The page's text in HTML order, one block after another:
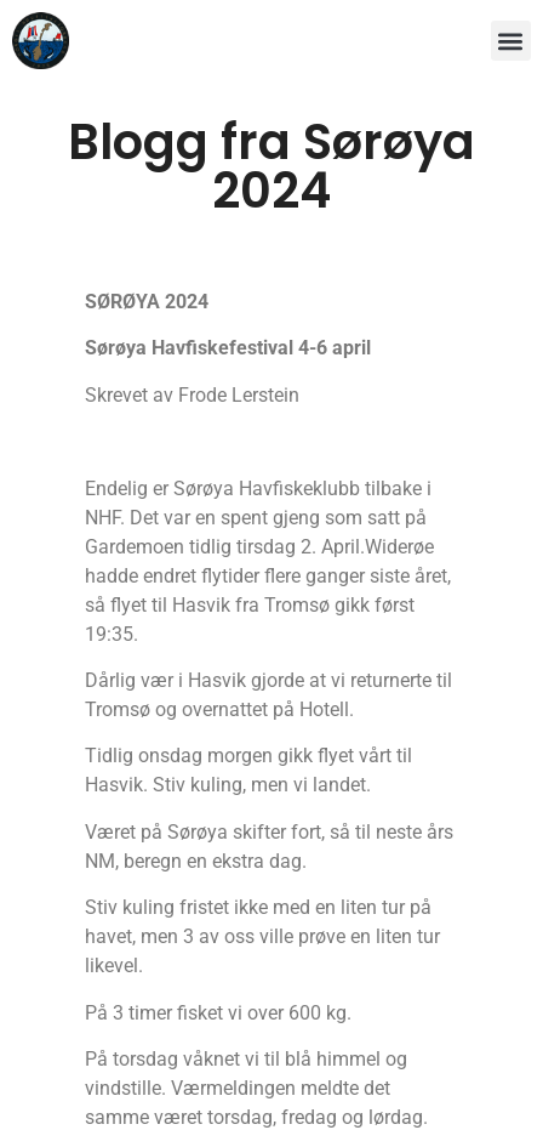
Blogg fra Sørøya
2024
SØRØYA 2024
Sørøya Havfiskefestival 4-6 april
Skrevet av Frode Lerstein
Endelig er Sørøya Havfiskeklubb tilbake i
NHF. Det var en spent gjeng som satt på
Gardemoen tidlig tirsdag 2. April.Widerøe
hadde endret flytider flere ganger siste året,
så flyet til Hasvik fra Tromsø gikk først
19:35.
Dårlig vær i Hasvik gjorde at vi returnerte til
Tromsø og overnattet på Hotell.
Tidlig onsdag morgen gikk flyet vårt til
Hasvik. Stiv kuling, men vi landet.
Været på Sørøya skifter fort, så til neste års
NM, beregn en ekstra dag.
Stiv kuling fristet ikke med en liten tur på
havet, men 3 av oss ville prøve en liten tur
likevel.
På 3 timer fisket vi over 600 kg.
På torsdag våknet vi til blå himmel og
vindstille. Værmeldingen meldte det
samme været torsdag, fredag og lørdag.